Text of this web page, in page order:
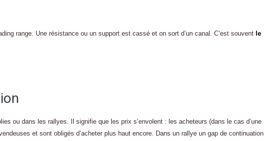
range. Une résistance ou un support est cassé et on sort d’un canal. C’est souvent le
ou dans les rallyes. Il signifie que les prix s’envolent : les acheteurs (dans le cas d’une
et sont obligés d’acheter plus haut encore. Dans un rallye un gap de continuation